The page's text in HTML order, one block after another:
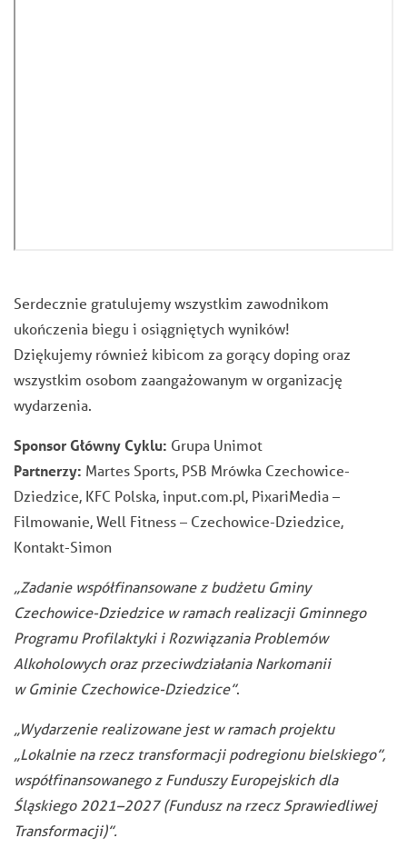
Serdecznie gratulujemy wszystkim zawodnikom
ukończenia biegu i osiągniętych wyników!
Dziękujemy również kibicom za gorący doping oraz
wszystkim osobom zaangażowanym w organizację
wydarzenia.
Sponsor Główny Cyklu: Grupa Unimot
Partnerzy: Martes Sports, PSB Mrówka Czechowice-
Dziedzice, KFC Polska, input.com.pl, PixariMedia –
Filmowanie, Well Fitness – Czechowice-Dziedzice,
Kontakt-Simon
„Zadanie współfinansowane z budżetu Gminy
Czechowice-Dziedzice w ramach realizacji Gminnego
Programu Profilaktyki i Rozwiązania Problemów
Alkoholowych oraz przeciwdziałania Narkomanii
w Gminie Czechowice-Dziedzice”.
„Wydarzenie realizowane jest w ramach projektu
„Lokalnie na rzecz transformacji podregionu bielskiego”,
współfinansowanego z Funduszy Europejskich dla
Śląskiego 2021–2027 (Fundusz na rzecz Sprawiedliwej
Transformacji)”.